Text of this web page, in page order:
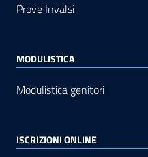
Prove Invalsi
MODULISTICA
Modulistica genitori
ISCRIZIONI ONLINE